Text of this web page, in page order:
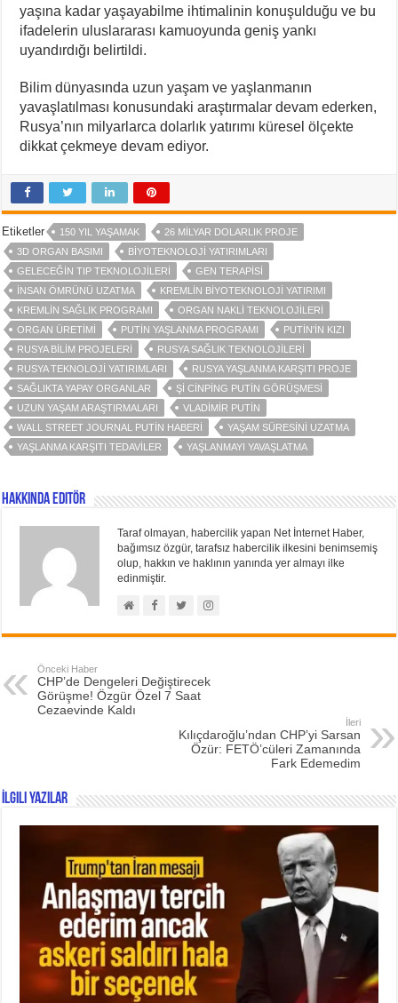
yaşına kadar yaşayabilme ihtimalinin konuşulduğu ve bu
ifadelerin uluslararası kamuoyunda geniş yankı
uyandırdığı belirtildi.
Bilim dünyasında uzun yaşam ve yaşlanmanın
yavaşlatılması konusundaki araştırmalar devam ederken,
Rusya’nın milyarlarca dolarlık yatırımı küresel ölçekte
dikkat çekmeye devam ediyor.
Etiketler 150 YIL YAŞAMAK
26 MILYAR DOLARLIK PROJE
3D ORGAN BASIMI
BIYOTEKNOLOJI YATIRIMLARI
GELECEĞIN TIP TEKNOLOJILERI
GEN TERAPISI
INSAN ÖMRÜNÜ UZATMA
KREMLIN BIYOTEKNOLOJI YATIRIMI
KREMLIN SAĞLIK PROGRAMI
ORGAN NAKLI TEKNOLOJILERI
ORGAN ÜRETIMI
PUTIN YAŞLANMA PROGRAMI
PUTIN'IN KIZI
RUSYA BILIM PROJELERI
RUSYA SAĞLIK TEKNOLOJILERI
RUSYA TEKNOLOJI YATIRIMLARI
RUSYA YAŞLANMA KARŞITI PROJE
SAĞLIKTA YAPAY ORGANLAR
ŞI CINPING PUTIN GÖRÜŞMESI
UZUN YAŞAM ARAŞTIRMALARI
VLADIMIR PUTIN
WALL STREET JOURNAL PUTIN HABERI
YAŞAM SÜRESINI UZATMA
YAŞLANMA KARŞITI TEDAVILER
YAŞLANMAYI YAVAŞLATMA
Hakkında Editör
Taraf olmayan, habercilik yapan Net İnternet Haber,
bağımsız özgür, tarafsız habercilik ilkesini benimsemiş
olup, hakkın ve haklının yanında yer almayı ilke
edinmiştir.
Önceki Haber
CHP’de Dengeleri Değiştirecek
Görüşme! Özgür Özel 7 Saat
Cezaevinde Kaldı
İleri
Kılıçdaroğlu’ndan CHP’yi Sarsan
Özür: FETÖ’cüleri Zamanında
Fark Edemedim
İlgili Yazılar